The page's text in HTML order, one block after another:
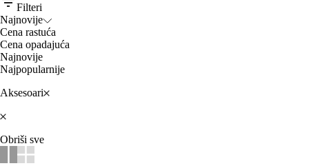
Filteri
Najnovije
Cena rastuća
Cena opadajuća
Najnovije
Najpopularnije
Aksesoari
Obriši sve